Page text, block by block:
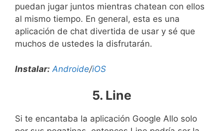
puedan jugar juntos mientras chatean con ellos
al mismo tiempo. En general, esta es una
aplicación de chat divertida de usar y sé que
muchos de ustedes la disfrutarán.
Instalar: Androide/iOS
5. Line
Si te encantaba la aplicación Google Allo solo